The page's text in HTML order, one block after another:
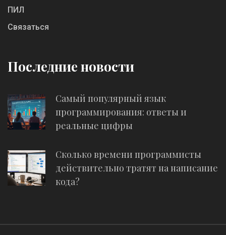
ПИЛ
Связаться
Последние новости
Самый популярный язык
программирования: ответы и
реальные цифры
Сколько времени программисты
действительно тратят на написание
кода?